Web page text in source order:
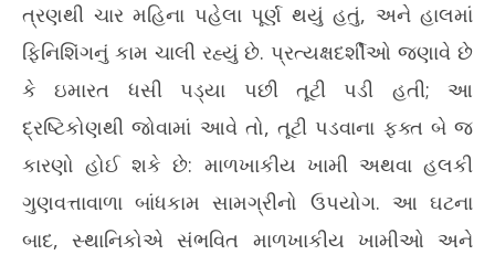
ત્રણથી ચાર મહિના પહેલા પૂર્ણ થયું હતું, અને હાલમાં
ફિનિશિંગનું કામ ચાલી રહ્યું છે. પ્રત્યક્ષદર્શીઓ જણાવે છે
કે ઇમારત ધસી પડ્યા પછી તૂટી પડી હતી; આ
દ્રષ્ટિકોણથી જોવામાં આવે તો, તૂટી પડવાના ફક્ત બે જ
કારણો હોઈ શકે છે: માળખાકીય ખામી અથવા હલકી
ગુણવત્તાવાળા બાંધકામ સામગ્રીનો ઉપયોગ. આ ઘટના
બાદ, સ્થાનિકોએ સંભવિત માળખાકીય ખામીઓ અને